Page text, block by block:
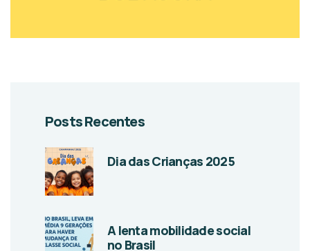
Posts Recentes
Dia das Crianças 2025
A lenta mobilidade social
no Brasil